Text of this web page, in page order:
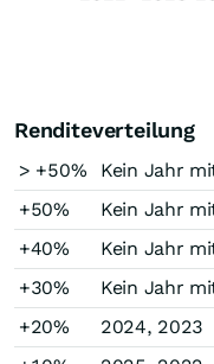
Renditeverteilung
> +50%
Kein Jahr
+50%
Kein Jahr
+40%
Kein Jahr
+30%
Kein Jahr
+20%
2024, 2023